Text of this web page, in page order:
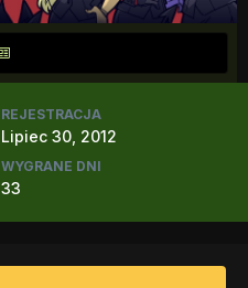
REJESTRACJA
Lipiec 30, 2012
WYGRANE DNI
33